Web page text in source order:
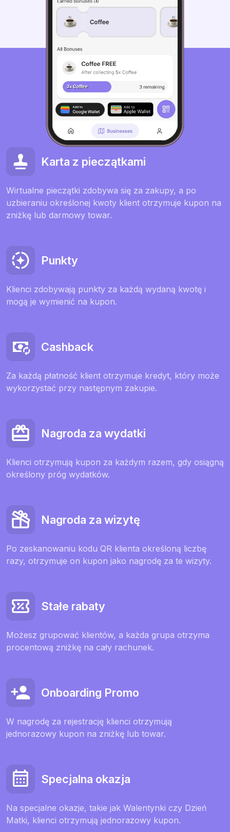
Karta z pieczątkami
Wirtualne pieczątki zdobywa się za zakupy, a po
uzbieraniu określonej kwoty klient otrzymuje kupon na
zniżkę lub darmowy towar.
Punkty
Klienci zdobywają punkty za każdą wydaną kwotę i
mogą je wymienić na kupon.
Cashback
Za każdą płatność klient otrzymuje kredyt, który może
wykorzystać przy następnym zakupie.
Nagroda za wydatki
Klienci otrzymują kupon za każdym razem, gdy osiągną
określony próg wydatków.
Nagroda za wizytę
Po zeskanowaniu kodu QR klienta określoną liczbę
razy, otrzymuje on kupon jako nagrodę za te wizyty.
Stałe rabaty
Możesz grupować klientów, a każda grupa otrzyma
procentową zniżkę na cały rachunek.
Onboarding Promo
W nagrodę za rejestrację klienci otrzymują
jednorazowy kupon na zniżkę lub towar.
Specjalna okazja
Na specjalne okazje, takie jak Walentynki czy Dzień
Matki, klienci otrzymują jednorazowy kupon.